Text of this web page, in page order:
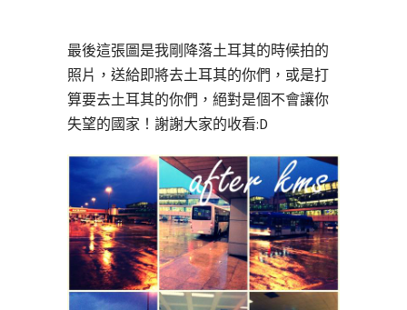
最後這張圖是我剛降落土耳其的時候拍的
照片，送給即將去土耳其的你們，或是打
算要去土耳其的你們，絕對是個不會讓你
失望的國家！謝謝大家的收看:D